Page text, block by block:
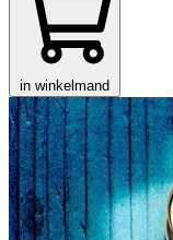
in winkelmand